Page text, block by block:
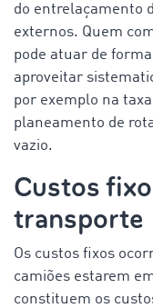
do entrelaçamento
externos. Quem
pode atuar de
aproveitar
por exemplo na
planeamento de
vazio.
Custos
transporte
Os custos fixos
camiões estarem
constituem os